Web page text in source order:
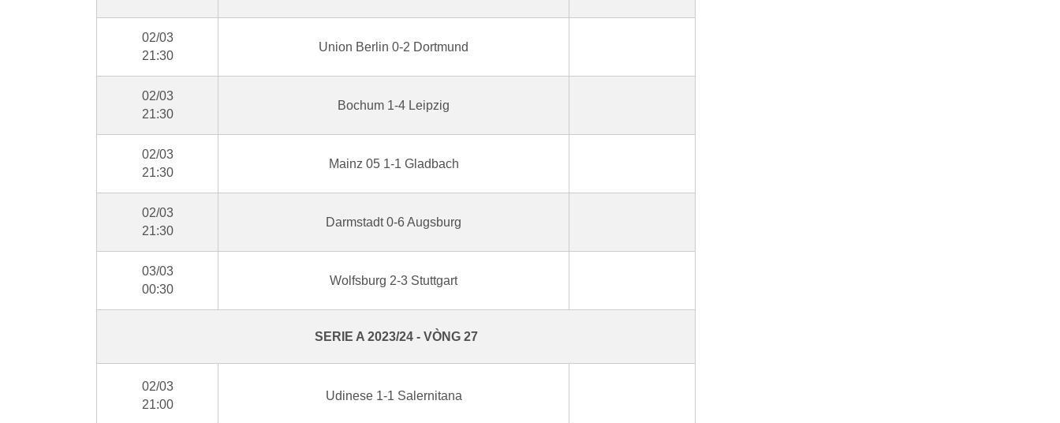
02/03
21:30
Union Berlin 0-2 Dortmund
02/03
21:30
Bochum 1-4 Leipzig
02/03
21:30
Mainz 05 1-1 Gladbach
02/03
21:30
Darmstadt 0-6 Augsburg
03/03
00:30
Wolfsburg 2-3 Stuttgart
SERIE A 2023/24 - VÒNG 27
02/03
21:00
Udinese 1-1 Salernitana